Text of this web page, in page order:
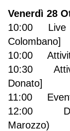
Venerdì 28
10:00 Live
Colombano]
10:00
10:30
Donato]
11:00 Eventi
12:00
Marozzo)